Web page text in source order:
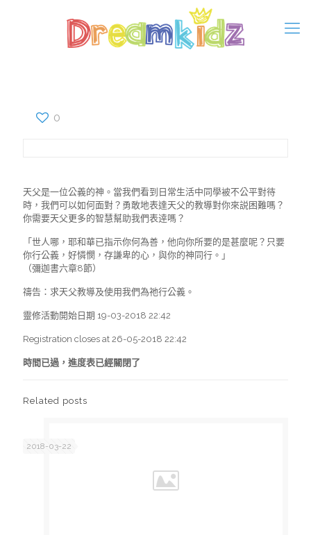
0
天父是一位公義的神。當我們看到日常生活中同學被不公平對待
時，我們可以如何面對？勇敢地表達天父的教導對你來説困難嗎？
你需要天父更多的智慧幫助我們表逹嗎？
「世人哪，耶和華已指示你何為善，他向你所要的是甚麼呢？只要
你行公義，好憐憫，存謙卑的心，與你的神同行。」
（彌迦書六章8節）
禱告：求天父教導及使用我們為祂行公義。
靈修活動開始日期 19-03-2018 22:42
Registration closes at 26-05-2018 22:42
時間已過，進度表已經關閉了
Related posts
2018-03-22